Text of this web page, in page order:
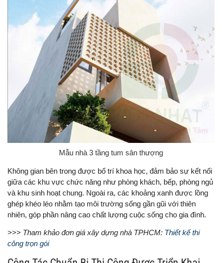
Mẫu nhà 3 tầng tum sân thượng
Không gian bên trong được bố trí khoa học, đảm bảo sự kết nối
giữa các khu vực chức năng như phòng khách, bếp, phòng ngủ
và khu sinh hoạt chung. Ngoài ra, các khoảng xanh được lồng
ghép khéo léo nhằm tạo môi trường sống gần gũi với thiên
nhiên, góp phần nâng cao chất lượng cuộc sống cho gia đình.
>>> Tham khảo đơn giá xây dựng nhà TPHCM: Thiết kế thi
công trọn gói